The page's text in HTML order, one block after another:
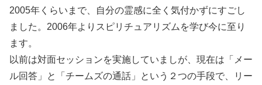
2005年くらいまで、自分の霊感に全く気付かずにすごし
ました。2006年よりスピリチュアリズムを学び今に至り
ます。
以前は対面セッションを実施していましが、現在は「メー
ル回答」と「チームズの通話」という２つの手段で、リー